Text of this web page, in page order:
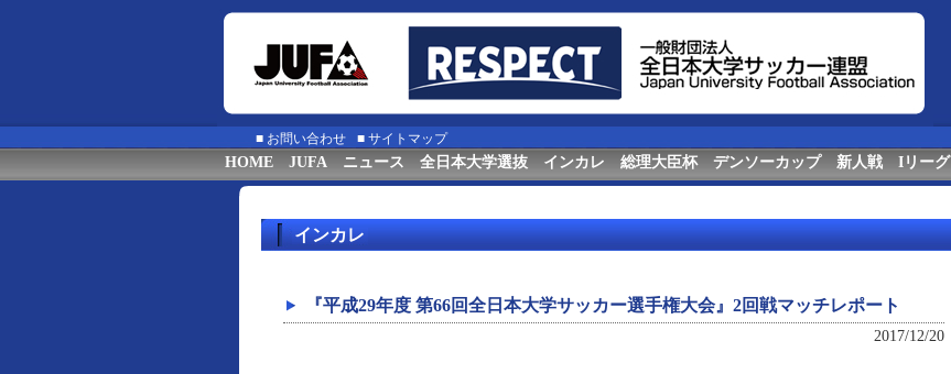
■ お問い合わせ ■ サイトマップ
HOME JUFA ニュース 全日本大学選抜 インカレ 総理大臣杯 デンソーカップ 新人戦 Iリーグ
インカレ
『平成29年度 第66回全日本大学サッカー選手権大会』2回戦マッチレポート
2017/12/20